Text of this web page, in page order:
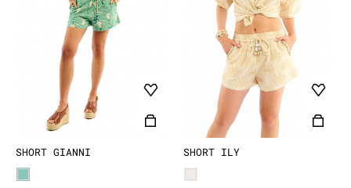
ACCESSOIRES
DÉCOUVRIR
SHORT GIANNI SHORT ILY